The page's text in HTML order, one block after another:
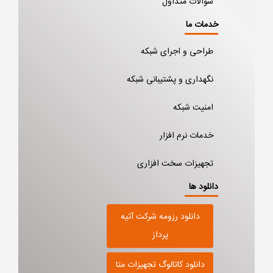
خدمات ما
طراحی و اجرای شبکه
نگهداری و پشتیبانی شبکه
امنیت شبکه
خدمات نرم افزار
تجهیزات سخت افزاری
دانلود ها
دانلود رزومه شرکت آتیه
پرداز
دانلود کاتالوگ تجهیزات متا